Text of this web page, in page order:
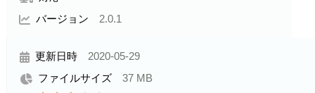
バージョン 2.0.1
更新日時 2020-05-29
ファイルサイズ 37 MB